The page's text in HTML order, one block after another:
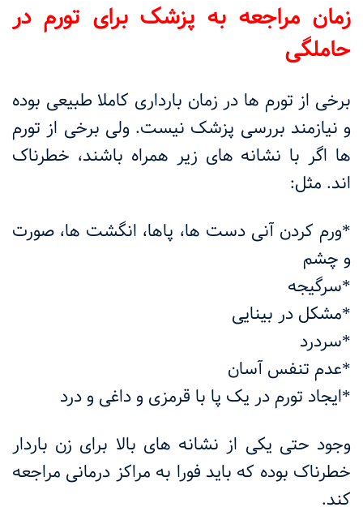
زمان مراجعه به پزشک برای تورم در
حاملگی
برخی از تورم ها در زمان بارداری کاملا طبیعی بوده
و نیازمند بررسی پزشک نیست. ولی برخی از تورم
ها اگر با نشانه های زیر همراه باشند، خطرناک
اند. مثل:
*ورم کردن آنی دست ها، پاها، انگشت ها، صورت
و چشم
*سرگیجه
*مشکل در بینایی
*سردرد
*عدم تنفس آسان
*ایجاد تورم در یک پا با قرمزی و داغی و درد
وجود حتی یکی از نشانه های بالا برای زن باردار
خطرناک بوده که باید فورا به مراکز درمانی مراجعه
کند.